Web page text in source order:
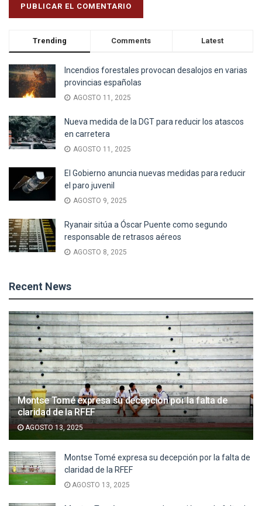
Trending Comments Latest
Incendios forestales provocan desalojos en varias
provincias españolas
AGOSTO 11, 2025
Nueva medida de la DGT para reducir los atascos
en carretera
AGOSTO 11, 2025
El Gobierno anuncia nuevas medidas para reducir
el paro juvenil
AGOSTO 9, 2025
Ryanair sitúa a Óscar Puente como segundo
responsable de retrasos aéreos
AGOSTO 8, 2025
Recent News
Montse Tomé expresa su decepción por la falta de
claridad de la RFEF
AGOSTO 13, 2025
Montse Tomé expresa su decepción por la falta de
claridad de la RFEF
AGOSTO 13, 2025